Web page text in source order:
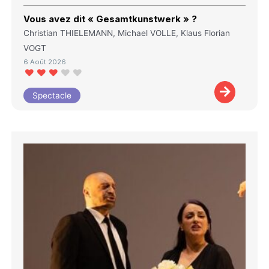
Vous avez dit « Gesamtkunstwerk » ?
Christian THIELEMANN, Michael VOLLE, Klaus Florian
VOGT
6 Août 2026
Spectacle